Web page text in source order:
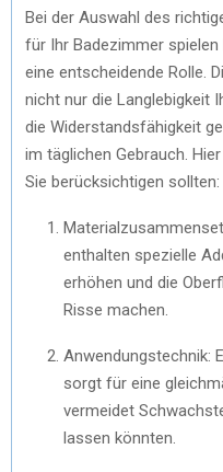
Bei der Auswahl des
für Ihr Badezimmer
eine entscheidende Rolle.
nicht nur die Langlebigkeit
die Widerstandsfähigkeit
im täglichen Gebrauch.
Sie berücksichtigen sollten:
enthalten spezielle
erhöhen und die
Risse machen.
Anwendungstechnik:
sorgt für eine
vermeidet
lassen könnten.